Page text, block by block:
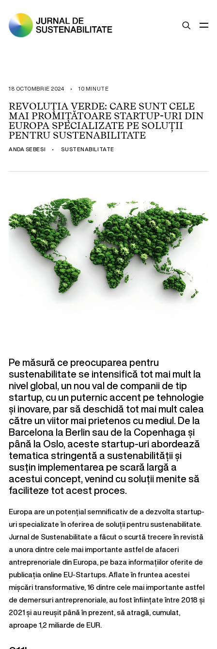
ȘTIRI
OPINII
ESG
LEGISLAȚIE
BUNE PRACTICI
18 OCTOMBRIE 2024 • 10 MINUTE
REVOLUȚIA VERDE: CARE SUNT CELE
MAI PROMIȚĂTOARE STARTUP-URI DIN
EUROPA SPECIALIZATE PE SOLUȚII
PENTRU SUSTENABILITATE
ANDA SEBESI • SUSTENABILITATE
Pe măsură ce preocuparea pentru
sustenabilitate se intensifică tot mai mult la
nivel global, un nou val de companii de tip
startup, cu un puternic accent pe tehnologie
și inovare, par să deschidă tot mai mult calea
către un viitor mai prietenos cu mediul. De la
Barcelona la Berlin sau de la Copenhaga și
până la Oslo, aceste startup-uri abordează
tematica stringentă a sustenabilității și
susțin implementarea pe scară largă a
acestui concept, venind cu soluții menite să
faciliteze tot acest proces.
Europa are un potențial semnificativ de a dezvolta startup-
uri specializate în oferirea de soluții pentru sustenabilitate.
Jurnal de Sustenabilitate a făcut o scurtă trecere în revistă
a unora dintre cele mai importante astfel de afaceri
antreprenoriale din Europa, pe baza informațiilor oferite de
publicația online EU-Startups.Aflate în fruntea acestei
mișcări transformative, 16 dintre cele mai importante astfel
de demersuri antreprenoriale, au fost înființate între 2018 și
2021 și au reușit până în prezent, să atragă, cumulat,
aproape 1,2 miliarde de EUR.